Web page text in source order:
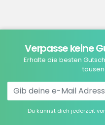
Verpasse keine
Erhalte die besten
Du kannst dich jederzeit